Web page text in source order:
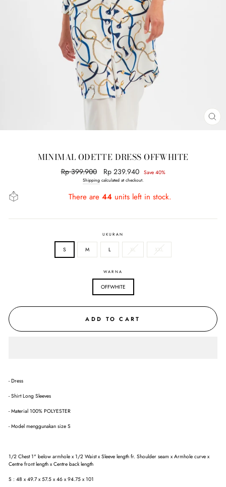
MINIMAL ODETTE DRESS OFFWHITE
Regular
price
Rp 399.900
Sale
price
Rp 239.940 Save 40%
Shippingcalculated at checkout.
There are 44units left in stock.
UKURAN
S M L XL XXL
WARNA
OFFWHITE
ADD TO CART
- Dress
- Shirt Long Sleeves
- Material 100% POLYESTER
- Model menggunakan size S
1/2 Chest 1" below armhole x 1/2 Waist x Sleeve length fr. Shoulder seam x Armhole curve x
Centre front length x Centre back length
S : 48 x 49.7 x 57.5 x 46 x 94.75 x 101